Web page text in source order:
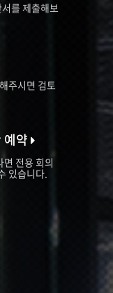
를 제출해보
주시면 검토
예약
전용 회의
있습니다.